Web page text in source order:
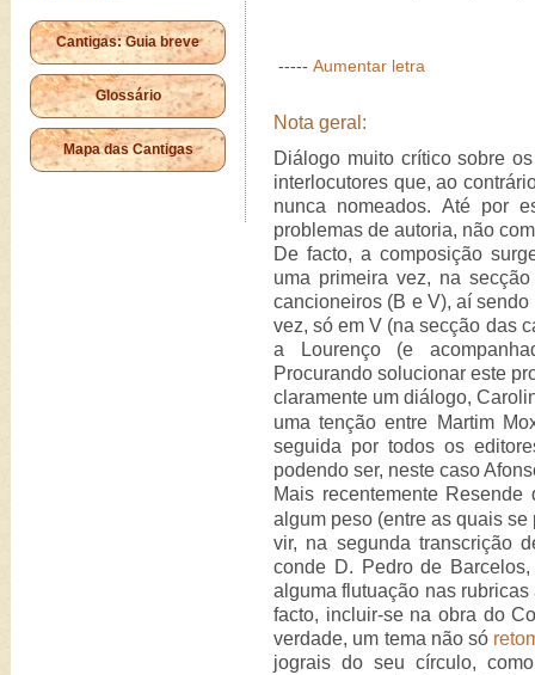
Cantigas: Guia breve
Glossário
Mapa das Cantigas
----- Aumentar letra
Nota geral:
Diálogo muito crítico sobre
interlocutores que, ao
nunca nomeados. Até por
problemas de autoria, não
De facto, a composição
uma primeira vez, na
cancioneiros (B e V), aí
vez, só em V (na secção das
a Lourenço (e
Procurando solucionar este
claramente um diálogo,
uma tenção entre Martim
seguida por todos os
podendo ser, neste caso
Mais recentemente Resende
algum peso (entre as quais
vir, na segunda transcrição
conde D. Pedro de
alguma flutuação nas
facto, incluir-se na obra do
verdade, um tema não só
jograis do seu círculo,